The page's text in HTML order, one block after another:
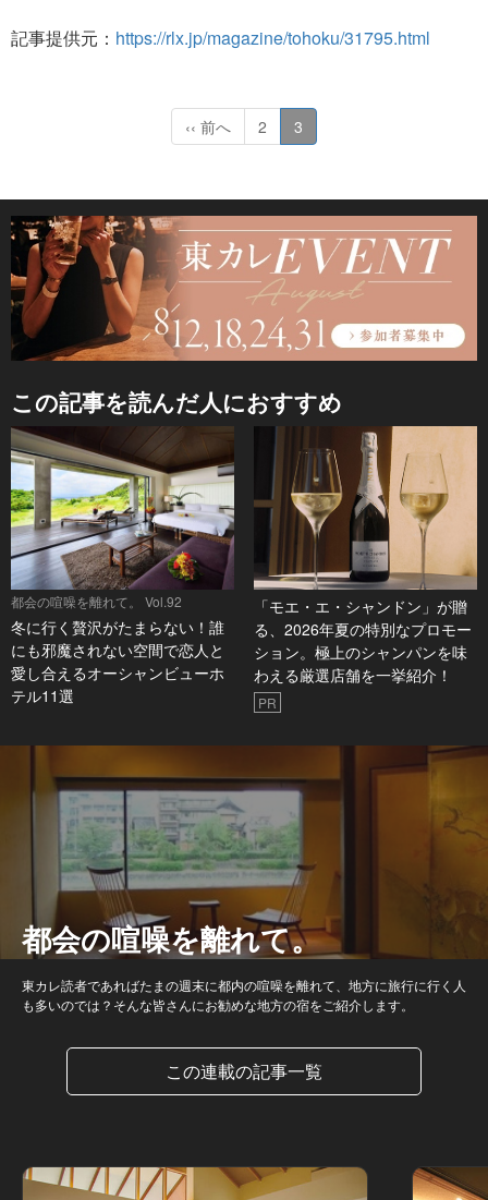
記事提供元： https://rlx.jp/magazine/tohoku/31795.html
‹‹ 前へ 2 3
この記事を読んだ人におすすめ
都会の喧噪を離れて。 Vol.92
冬に行く贅沢がたまらない！誰
にも邪魔されない空間で恋人と
愛し合えるオーシャンビューホ
テル11選
「モエ・エ・シャンドン」が贈
る、2026年夏の特別なプロモー
ション。極上のシャンパンを味
わえる厳選店舗を一挙紹介！
PR
都会の喧噪を離れて。
東カレ読者であればたまの週末に都内の喧噪を離れて、地方に旅行に行く人
も多いのでは？そんな皆さんにお勧めな地方の宿をご紹介します。
この連載の記事一覧